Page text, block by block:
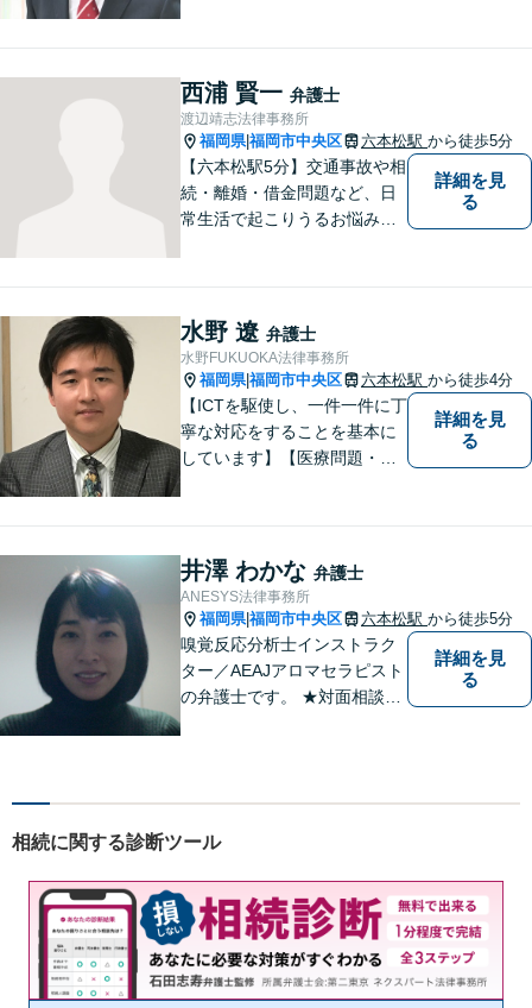
西浦 賢一 弁護士
渡辺靖志法律事務所
福岡県|福岡市中央区 六本松駅 から徒歩5分
【六本松駅5分】交通事故や相
続・離婚・借金問題など、日
常生活で起こりうるお悩みの
決への大きな一歩となりま
す。 些細なことでも、お気軽
にご相談下さい。
詳細を見
る
水野 遼 弁護士
水野FUKUOKA法律事務所
福岡県|福岡市中央区 六本松駅 から徒歩4分
【ICTを駆使し、一件一件に丁
寧な対応をすることを基本に
しています】【医療問題・交
応】【遠隔地からのご依頼・
ご相談歓迎】あなたのために
全力で事件と向き合います！
詳細を見
る
井澤 わかな 弁護士
ANESYS法律事務所
福岡県|福岡市中央区 六本松駅 から徒歩5分
嗅覚反応分析士インストラク
ター／AEAJアロマセラピスト
の弁護士です。 ★対面相談が
日／夜間も、時間帯等によっ
は、一応可能です
詳細を見
る
相続に関する診断ツール